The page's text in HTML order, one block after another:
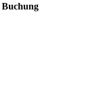
Buchung